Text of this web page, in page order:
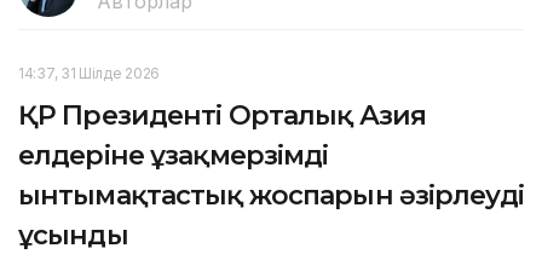
14:37, 31 Шілде 2026
ҚР Президенті Орталық Азия
елдеріне ұзақмерзімді
ынтымақтастық жоспарын әзірлеуді
ұсынды